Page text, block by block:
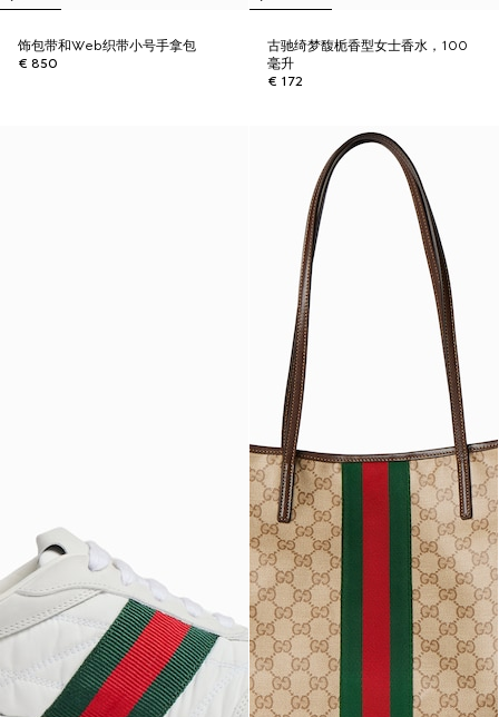
饰包带和Web织带小号手拿包
€ 850
古驰绮梦馥栀香型女士香水，100
毫升
€ 172